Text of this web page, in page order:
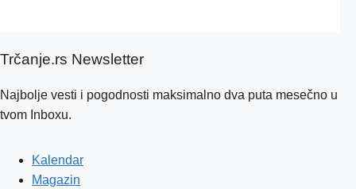
Trčanje.rs Newsletter
Najbolje vesti i pogodnosti maksimalno dva puta mesečno u
tvom Inboxu.
Kalendar
Magazin